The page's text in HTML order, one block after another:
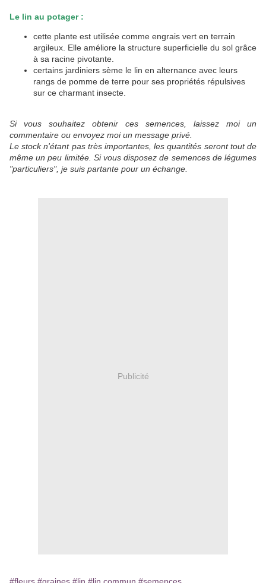
Le lin au potager :
cette plante est utilisée comme engrais vert en terrain
argileux. Elle améliore la structure superficielle du sol grâce
à sa racine pivotante.
certains jardiniers sème le lin en alternance avec leurs
rangs de pomme de terre pour ses propriétés répulsives
sur ce charmant insecte.
Si vous souhaitez obtenir ces semences, laissez moi un
commentaire ou envoyez moi un message privé.
Le stock n'étant pas très importantes, les quantités seront tout de
même un peu limitée. Si vous disposez de semences de légumes
"particuliers", je suis partante pour un échange.
Publicité